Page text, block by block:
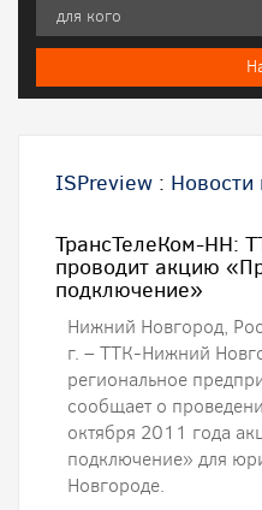
ISPreview : Новости
ТрансТелеКом-НН:
проводит акцию
подключение»
Нижний Новгород,
г. – ТТК-Нижний
региональное
сообщает о
октября 2011 года
подключение» для
Новгороде.